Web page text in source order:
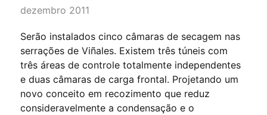
dezembro 2011
Serão instalados cinco câmaras de secagem nas
serrações de Viñales. Existem três túneis com
três áreas de controle totalmente independentes
e duas câmaras de carga frontal. Projetando um
novo conceito em recozimento que reduz
consideravelmente a condensação e o